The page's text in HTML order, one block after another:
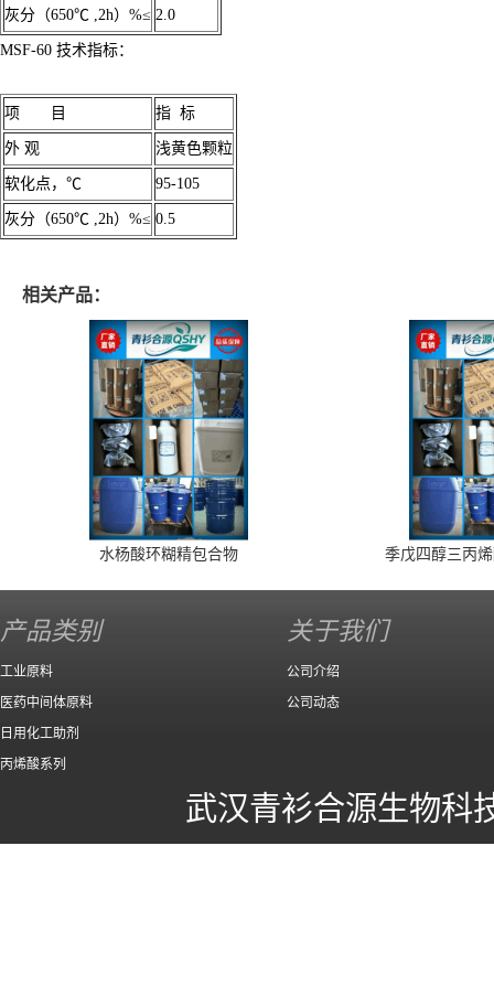
灰分（650℃ ,2h）%≤ 2.0
MSF-60 技术指标：
项 目 指 标
外 观 浅黄色颗粒
软化点，℃ 95-105
灰分（650℃ ,2h）%≤ 0.5
相关产品：
水杨酸环糊精包合物 季戊四醇三丙
产品类别
工业原料
医药中间体原料
日用化工助剂
丙烯酸系列
关于我们
公司介绍
公司动态
武汉青衫合源生物科